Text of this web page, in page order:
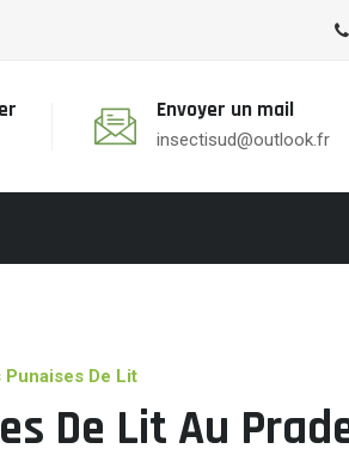
Envoyer un mail
insectisud@outlook.fr
Punaises De Lit
De Lit Au